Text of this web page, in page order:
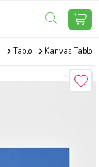
Tablo Kanvas Tablo